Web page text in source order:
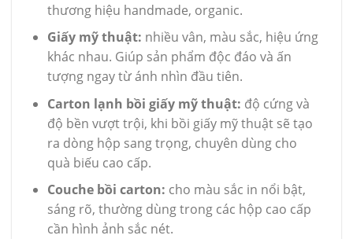
thương hiệu handmade, organic.
Giấy mỹ thuật: nhiều vân, màu sắc, hiệu ứng
khác nhau. Giúp sản phẩm độc đáo và ấn
tượng ngay từ ánh nhìn đầu tiên.
Carton lạnh bồi giấy mỹ thuật: độ cứng và
độ bền vượt trội, khi bồi giấy mỹ thuật sẽ tạo
ra dòng hộp sang trọng, chuyên dùng cho
quà biếu cao cấp.
Couche bồi carton: cho màu sắc in nổi bật,
sáng rõ, thường dùng trong các hộp cao cấp
cần hình ảnh sắc nét.